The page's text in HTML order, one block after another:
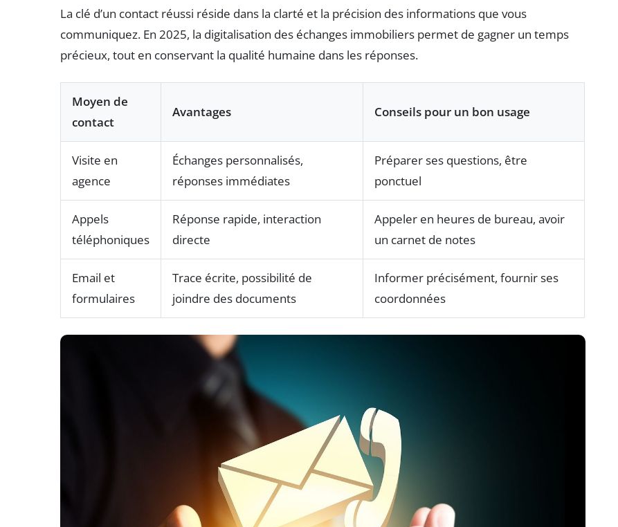
La clé d’un contact réussi réside dans la clarté et la précision des informations que vous
communiquez. En 2025, la digitalisation des échanges immobiliers permet de gagner un temps
précieux, tout en conservant la qualité humaine dans les réponses.
Moyen de
contact
Avantages Conseils pour un bon usage
Visite en
agence
Échanges personnalisés,
réponses immédiates
Préparer ses questions, être
ponctuel
Appels
téléphoniques
Réponse rapide, interaction
directe
Appeler en heures de bureau, avoir
un carnet de notes
Email et
formulaires
Trace écrite, possibilité de
joindre des documents
Informer précisément, fournir ses
coordonnées